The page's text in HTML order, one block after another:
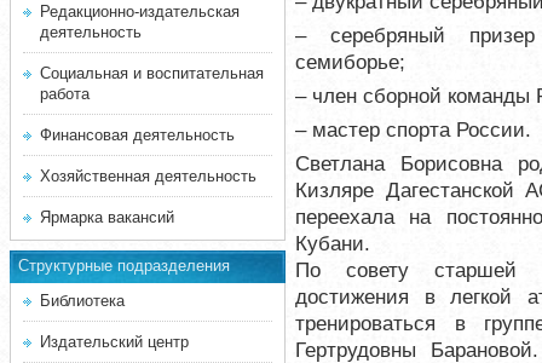
Редакционно-издательская
деятельность
Социальная и воспитательная
работа
Финансовая деятельность
Хозяйственная деятельность
Ярмарка вакансий
Структурные подразделения
Библиотека
Издательский центр
– серебряный
семиборье;
– член сборной команды
– мастер спорта России.
Светлана Борисовна
Кизляре Дагестанской
переехала на
Кубани.
По совету старшей
достижения в легкой
тренироваться в
Гертрудовны